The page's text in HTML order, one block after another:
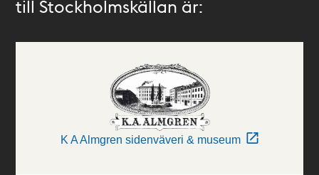
till Stockholmskällan är:
K A Almgren sidenväveri & museum